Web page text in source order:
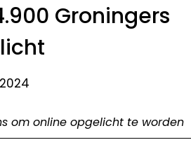
Groningers
om online opgelicht te worden